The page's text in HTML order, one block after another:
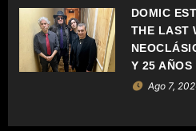
N
T
R
DOMIC
THE LAST
Y 25 AÑOS
Ago 7,